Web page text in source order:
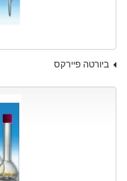
ביורטה פיירקס